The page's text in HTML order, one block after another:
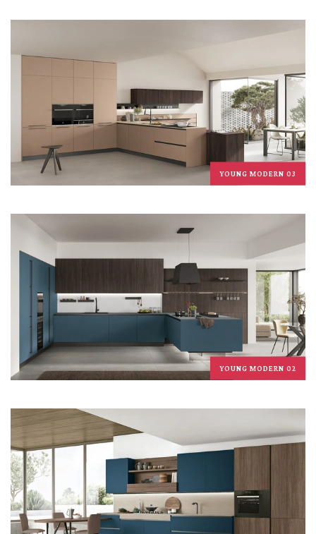
YOUNG MODERN 03
YOUNG MODERN 02